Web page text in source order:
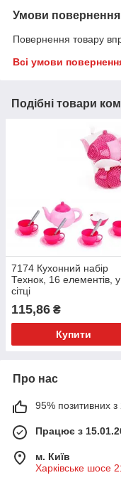
Умови повернення
Повернення товару
Всі умови
Подібні товари
7174 Кухонний набір
Технок, 16 елементів, у
сітці
115,86 ₴
Купити
Про нас
95% позитивних з
Працює з
м. Київ
Харківське шосе